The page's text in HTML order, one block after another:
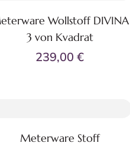
Zum Produkt
Wollstoff DIVINA
3 von Kvadrat
239,00 €
Zum Produkt
Meterware Stoff